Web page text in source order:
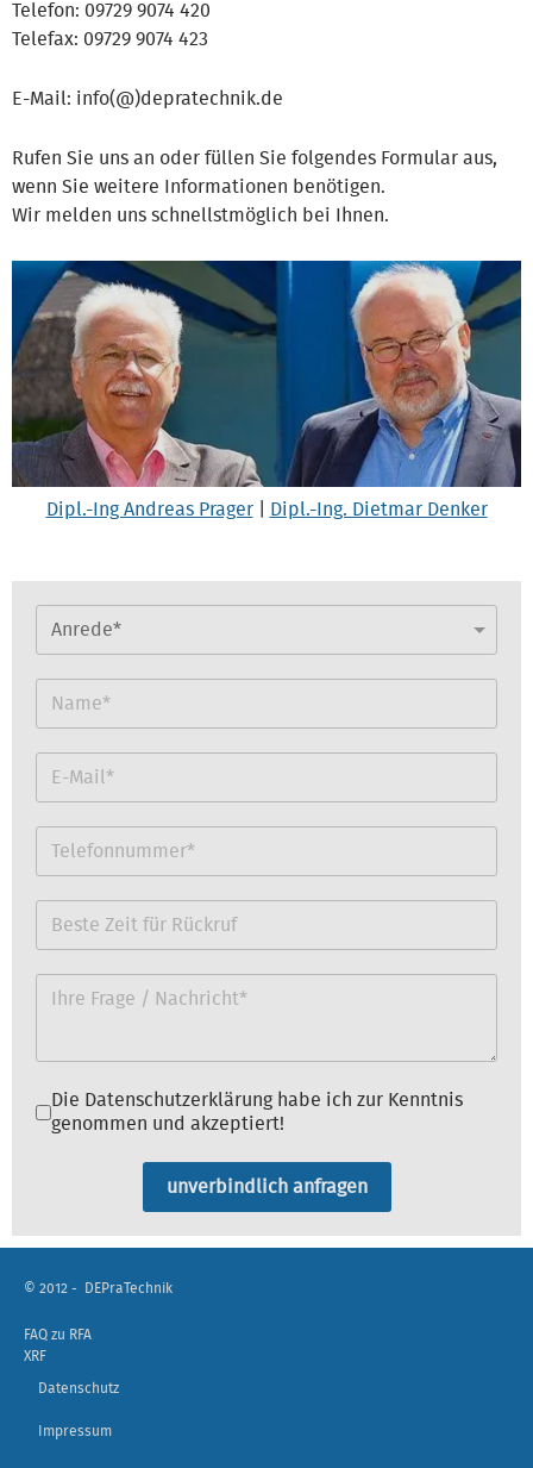
Telefon: 09729 9074 420
Telefax: 09729 9074 423
E-Mail: info(@)depratechnik.de
Rufen Sie uns an oder füllen Sie folgendes Formular aus,
wenn Sie weitere Informationen benötigen.
Wir melden uns schnellstmöglich bei Ihnen.
Dipl.-Ing Andreas Prager| Dipl.-Ing. Dietmar Denker
Datenschutz*
Die Datenschutzerklärung habe ich zur Kenntnis
genommen und akzeptiert!
unverbindlich anfragen
© 2012 - DEPraTechnik
FAQ zu RFA
XRF
Datenschutz
Impressum